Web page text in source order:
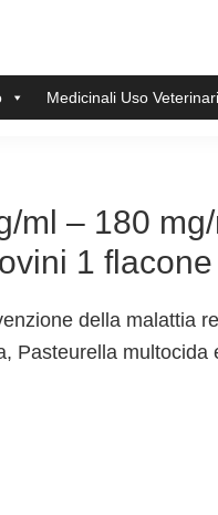
Medicinali Uso
ml – 180
1
della malattia
Pasteurella multocida